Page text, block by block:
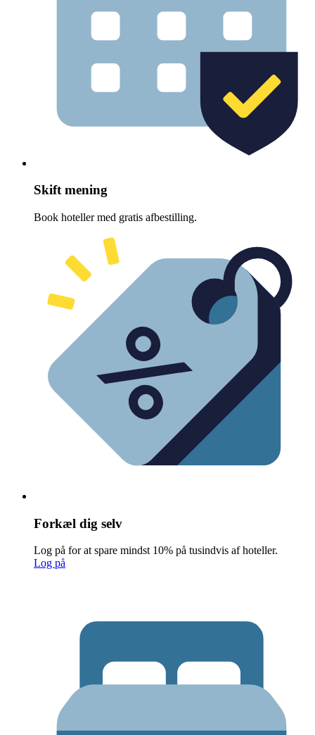
Skift mening
Book hoteller med gratis afbestilling.
Forkæl dig selv
Log på for at spare mindst 10% på tusindvis af hoteller.
Log på